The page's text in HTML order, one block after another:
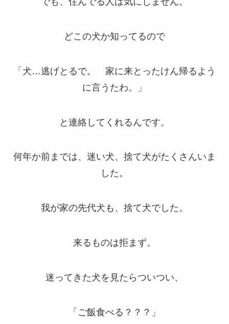
どこの犬か知ってるので
「犬…逃げとるで。 家に来とったけん帰るよう
に言うたわ。」
と連絡してくれるんです。
何年か前までは、迷い犬、捨て犬がたくさんいま
した。
我が家の先代犬も、捨て犬でした。
来るものは拒まず。
迷ってきた犬を見たらついつい、
「ご飯食べる？？？」